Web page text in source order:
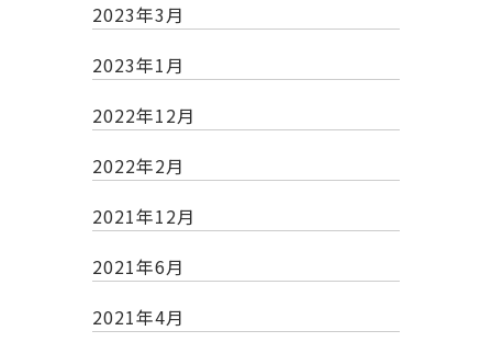
2023年3月
2023年1月
2022年12月
2022年2月
2021年12月
2021年6月
2021年4月